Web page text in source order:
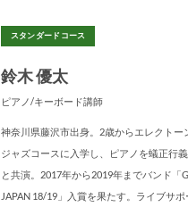
スタンダードコース
鈴木 優太
ピアノ/キーボード講師
神奈川県藤沢市出身。2歳からエレクト
ジャズコースに入学し、ピアノを蟻正行
と共演。2017年から2019年までバンド「
JAPAN 18/19」入賞を果たす。ライブサ